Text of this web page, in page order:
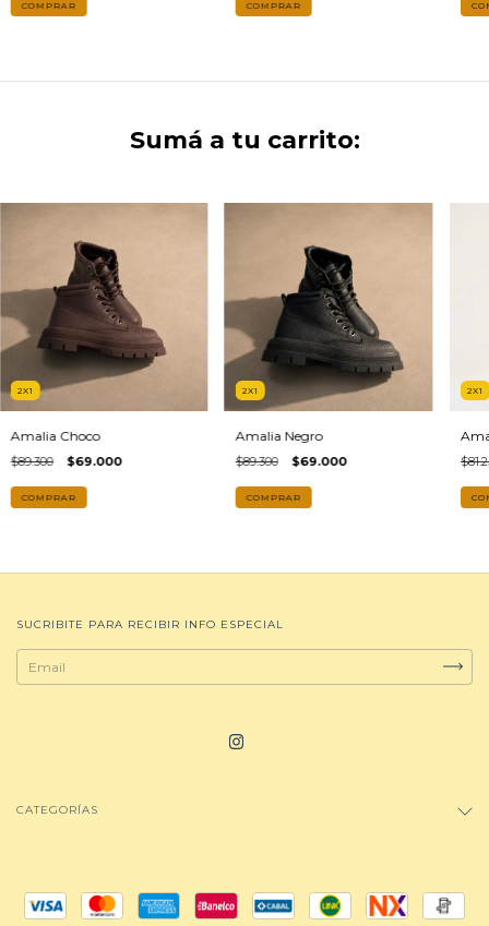
COMPRAR
Sumá a tu carrito:
2X1
Amalia Choco
$89.300 $69.000
COMPRAR
2X1
Amalia Negro
$89.300 $69.000
COMPRAR
2X1
SUCRIBITE PARA RECIBIR INFO ESPECIAL
CATEGORÍAS